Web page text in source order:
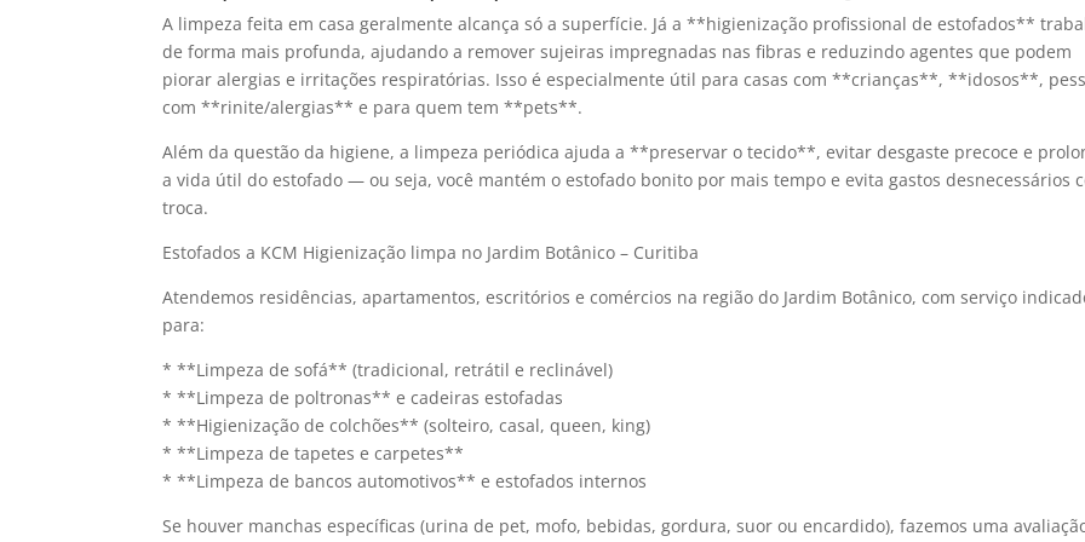
A limpeza feita em casa geralmente alcança só a superfície. Já a **higienização profissional de estofados**
de forma mais profunda, ajudando a remover sujeiras impregnadas nas fibras e reduzindo agentes que podem
piorar alergias e irritações respiratórias. Isso é especialmente útil para casas com **crianças**, **idosos**,
com **rinite/alergias** e para quem tem **pets**.
Além da questão da higiene, a limpeza periódica ajuda a **preservar o tecido**, evitar desgaste precoce e
a vida útil do estofado — ou seja, você mantém o estofado bonito por mais tempo e evita gastos desnecessários
troca.
Estofados a KCM Higienização limpa no Jardim Botânico – Curitiba
Atendemos residências, apartamentos, escritórios e comércios na região do Jardim Botânico, com serviço
para:
* **Limpeza de sofá** (tradicional, retrátil e reclinável)
* **Limpeza de poltronas** e cadeiras estofadas
* **Higienização de colchões** (solteiro, casal, queen, king)
* **Limpeza de tapetes e carpetes**
* **Limpeza de bancos automotivos** e estofados internos
Se houver manchas específicas (urina de pet, mofo, bebidas, gordura, suor ou encardido), fazemos uma